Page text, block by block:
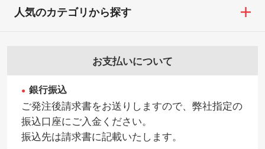
お支払いについて
銀行振込
ご発注後請求書をお送りしますので、弊社指定の
振込口座にご入金ください。
振込先は請求書に記載いたします。
人気のカテゴリから探す